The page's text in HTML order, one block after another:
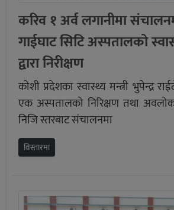
करिव १ अर्व लगानीमा
गाईघाट सिटि अस्पतालको
द्वारा निरीक्षण
कोशी प्रदेशका स्वास्थ्य मन्त्री भुपेन्द्र
एक अस्पतालको निरिक्षण तथा
निजि स्तरबाट संचालनमा
विस्तारमा